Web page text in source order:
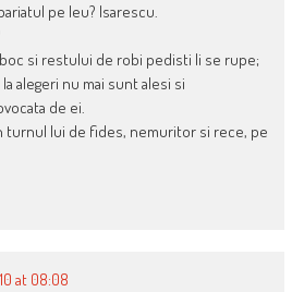
pe leu? Isarescu.
si restului de robi pedisti li se rupe;
alegeri nu mai sunt alesi si
de ei.
turnul lui de fides, nemuritor si rece, pe
at 08:08